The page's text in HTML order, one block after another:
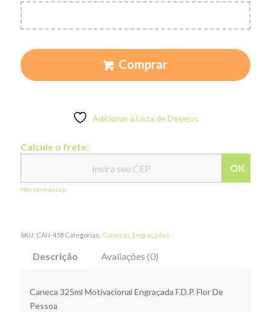
Comprar
Adicionar à Lista de Desejos
Calcule o frete:
OK
Não sei meu cep
SKU: CAN-458 Categorias: Canecas Engraçadas
Descrição Avaliações (0)
Caneca 325ml Motivacional Engraçada F.D.P. Flor De
Pessoa